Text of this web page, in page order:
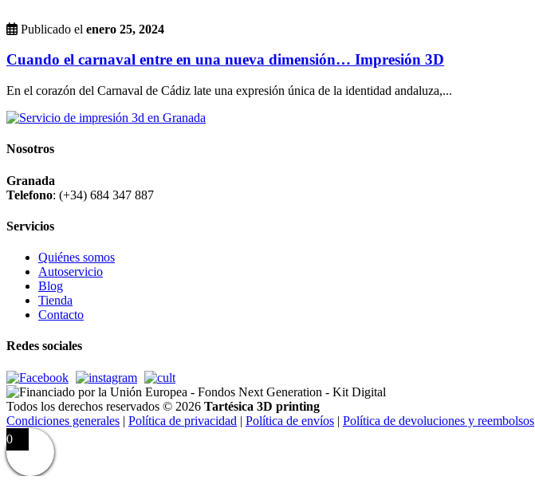
Publicado el enero 25, 2024
Cuando el carnaval entre en una nueva dimensión… Impresión 3D
En el corazón del Carnaval de Cádiz late una expresión única de la identidad andaluza,...
Nosotros
Granada
Telefono: (+34) 684 347 887
Servicios
Quiénes somos
Autoservicio
Blog
Tienda
Contacto
Redes sociales
Todos los derechos reservados © 2026 Tartésica 3D printing
Condiciones generales | Política de privacidad | Política de envíos | Política de devoluciones y reembolsos
0